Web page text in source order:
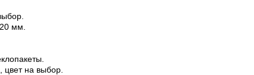
мм.
на выбор.